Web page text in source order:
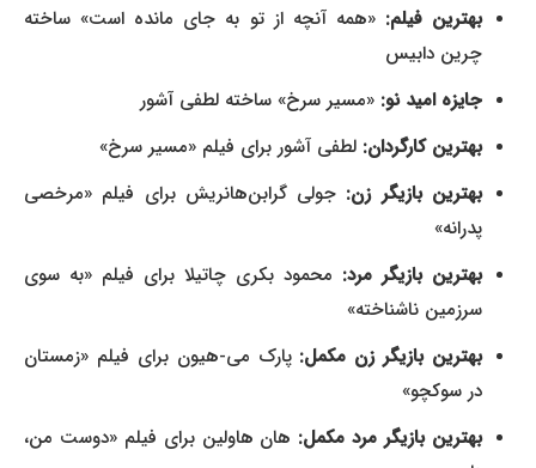
بهترین فیلم:«همه آنچه از تو به جای مانده است» ساخته
چرین دابیس
جایزه امید نو: «مسیر سرخ» ساخته لطفی آشور
بهترین کارگردان:لطفی آشور برای فیلم «مسیر سرخ»
بهترین بازیگر زن:جولی گرابن‌هانریش برای فیلم «مرخصی
پدرانه»
بهترین بازیگر مرد:محمود بکری چاتیلا برای فیلم «به سوی
سرزمین ناشناخته»
بهترین بازیگر زن مکمل:پارک می-هیون برای فیلم «زمستان
در سوکچو»
بهترین بازیگر مرد مکمل:هان هاولین برای فیلم «دوست من،